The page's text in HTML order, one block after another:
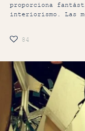
proporciona
interiorismo. Las
84